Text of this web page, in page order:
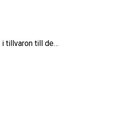
i tillvaron till de…